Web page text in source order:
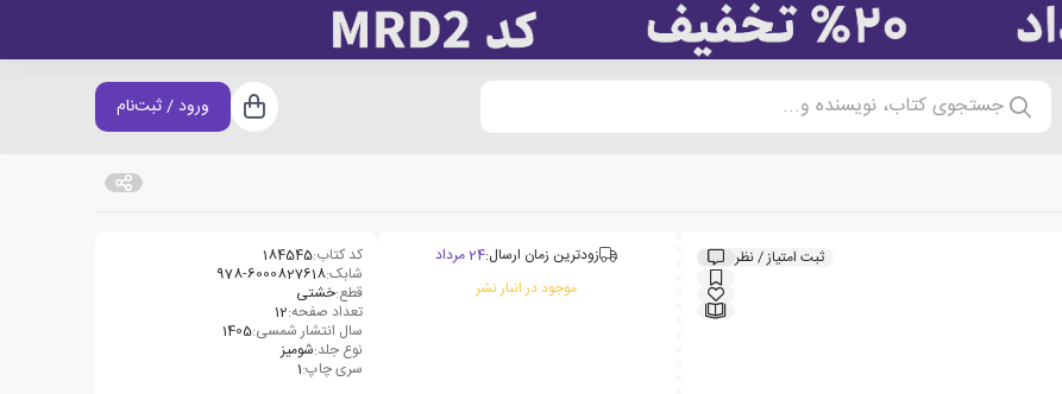
جستجوی کتاب، نویسنده و... سبد خرید
ورود / ثبت‌نام
ثبت امتیاز / نظر زودترین زمان ارسال:24 مرداد
موجود در انبار نشر
کد کتاب:184545
شابک:978-6000827618
قطع:خشتی
تعداد صفحه:12
سال انتشار شمسی:1405
نوع جلد:شومیز
سری چاپ:1